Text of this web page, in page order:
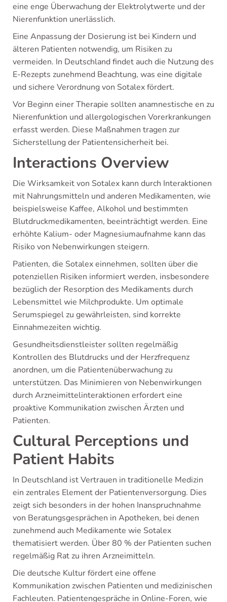
eine enge Überwachung der Elektrolytwerte und der
Nierenfunktion unerlässlich.
Eine Anpassung der Dosierung ist bei Kindern und
älteren Patienten notwendig, um Risiken zu
vermeiden. In Deutschland findet auch die Nutzung des
E-Rezepts zunehmend Beachtung, was eine digitale
und sichere Verordnung von Sotalex fördert.
Vor Beginn einer Therapie sollten anamnestische en zu
Nierenfunktion und allergologischen Vorerkrankungen
erfasst werden. Diese Maßnahmen tragen zur
Sicherstellung der Patientensicherheit bei.
Interactions Overview
Die Wirksamkeit von Sotalex kann durch Interaktionen
mit Nahrungsmitteln und anderen Medikamenten, wie
beispielsweise Kaffee, Alkohol und bestimmten
Blutdruckmedikamenten, beeinträchtigt werden. Eine
erhöhte Kalium- oder Magnesiumaufnahme kann das
Risiko von Nebenwirkungen steigern.
Patienten, die Sotalex einnehmen, sollten über die
potenziellen Risiken informiert werden, insbesondere
bezüglich der Resorption des Medikaments durch
Lebensmittel wie Milchprodukte. Um optimale
Serumspiegel zu gewährleisten, sind korrekte
Einnahmezeiten wichtig.
Gesundheitsdienstleister sollten regelmäßig
Kontrollen des Blutdrucks und der Herzfrequenz
anordnen, um die Patientenüberwachung zu
unterstützen. Das Minimieren von Nebenwirkungen
durch Arzneimittelinteraktionen erfordert eine
proaktive Kommunikation zwischen Ärzten und
Patienten.
Cultural Perceptions und
Patient Habits
In Deutschland ist Vertrauen in traditionelle Medizin
ein zentrales Element der Patientenversorgung. Dies
zeigt sich besonders in der hohen Inanspruchnahme
von Beratungsgesprächen in Apotheken, bei denen
zunehmend auch Medikamente wie Sotalex
thematisiert werden. Über 80 % der Patienten suchen
regelmäßig Rat zu ihren Arzneimitteln.
Die deutsche Kultur fördert eine offene
Kommunikation zwischen Patienten und medizinischen
Fachleuten. Patientengespräche in Online-Foren, wie